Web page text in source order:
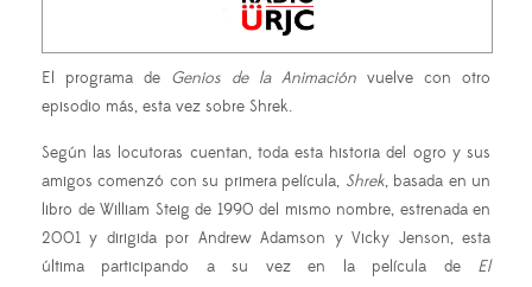
El programa de Genios de la Animación vuelve con otro
episodio más, esta vez sobre Shrek.
Según las locutoras cuentan, toda esta historia del ogro y sus
amigos comenzó con su primera película, Shrek, basada en un
libro de William Steig de 1990 del mismo nombre, estrenada en
2001 y dirigida por Andrew Adamson y Vicky Jenson, esta
última participando a su vez en la película de El